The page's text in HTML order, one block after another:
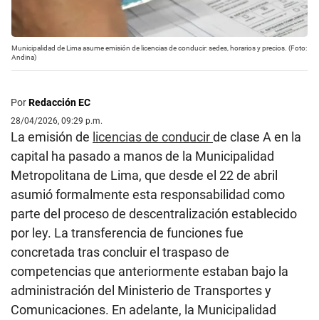
Municipalidad de Lima asume emisión de licencias de conducir: sedes, horarios y precios. (Foto:
Andina)
PorRedacción EC
28/04/2026, 09:29 p.m.
La emisión de licencias de conducirde clase A en la
capital ha pasado a manos de la Municipalidad
Metropolitana de Lima, que desde el 22 de abril
asumió formalmente esta responsabilidad como
parte del proceso de descentralización establecido
por ley. La transferencia de funciones fue
concretada tras concluir el traspaso de
competencias que anteriormente estaban bajo la
administración del Ministerio de Transportes y
Comunicaciones. En adelante, la Municipalidad